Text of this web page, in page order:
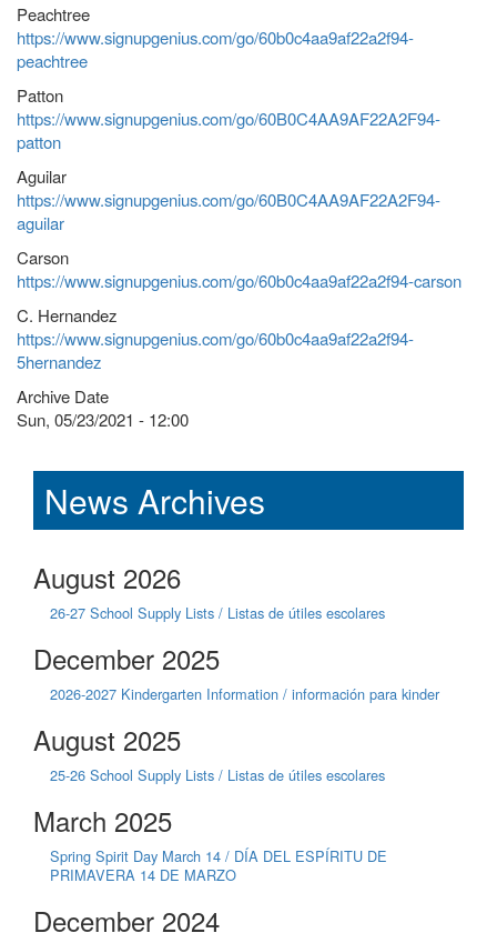
Peachtree
https://www.signupgenius.com/go/60b0c4aa9af22a2f94-
peachtree
Patton
https://www.signupgenius.com/go/60B0C4AA9AF22A2F94-
patton
Aguilar
https://www.signupgenius.com/go/60B0C4AA9AF22A2F94-
aguilar
Carson
https://www.signupgenius.com/go/60b0c4aa9af22a2f94-carson
C. Hernandez
https://www.signupgenius.com/go/60b0c4aa9af22a2f94-
5hernandez
Archive Date
Sun, 05/23/2021 - 12:00
News Archives
August 2026
26-27 School Supply Lists / Listas de útiles escolares
December 2025
2026-2027 Kindergarten Information / información para kinder
August 2025
25-26 School Supply Lists / Listas de útiles escolares
March 2025
Spring Spirit Day March 14 / DÍA DEL ESPÍRITU DE
PRIMAVERA 14 DE MARZO
December 2024